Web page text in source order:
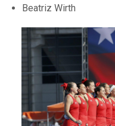
Beatriz Wirth